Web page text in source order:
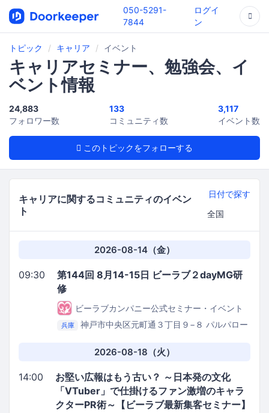
050-5291-
7844
ログイ
ン
トピック キャリア イベント
キャリアセミナー、勉強会、イ
ベント情報
このトピックをフォローする
24,883
フォロワー数
133
コミュニティ数
3,117
イベント数
キャリアに関するコミュニティのイベン
ト
日付で探す
2026-08-14（金）
09:30
第144回 8月14-15日 ビーラブ２dayMG研
修
ビーラブカンパニー公式セミナー・イベント
兵庫
神戸市中央区元町通３丁目９−８ パルパロー
2026-08-18（火）
14:00
お堅い広報はもう古い？ ～日本発の文化
「VTuber」で仕掛けるファン激増のキャラ
クターPR術～【ビーラブ最新集客セミナー】